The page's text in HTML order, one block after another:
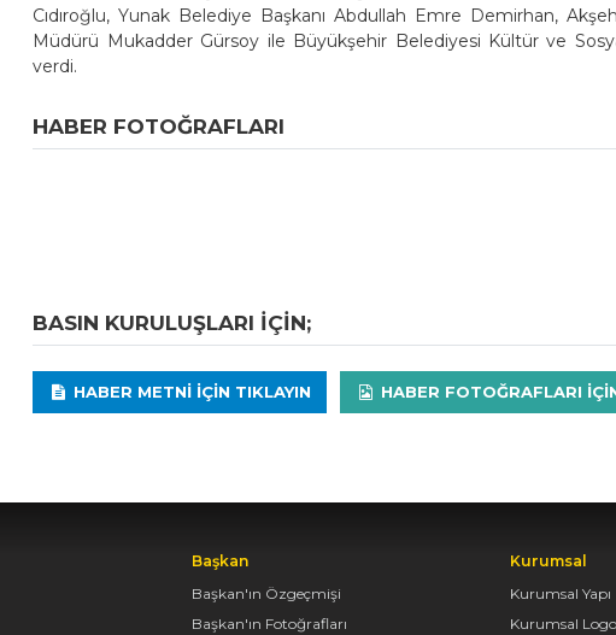
Cıdıroğlu, Yunak Belediye Başkanı Abdullah Emre Demirhan,
Müdürü Mukadder Gürsoy ile Büyükşehir Belediyesi Kültür ve
verdi.
HABER FOTOĞRAFLARI
BASIN KURULUŞLARI IÇIN;
HABER METNI IÇIN TIKLAYIN HABER FOTOĞRAFLARI
Başkan
Başkan'ın Özgeçmişi
Başkan'ın Fotoğrafları
Kurumsal
Kurumsal Yapı
Kurumsal Logo